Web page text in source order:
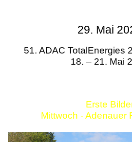
29. Mai
51. ADAC TotalEnergies
18. – 21. Mai
Erste
Mittwoch - Adenauer